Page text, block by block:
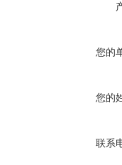
您的
您的
联系